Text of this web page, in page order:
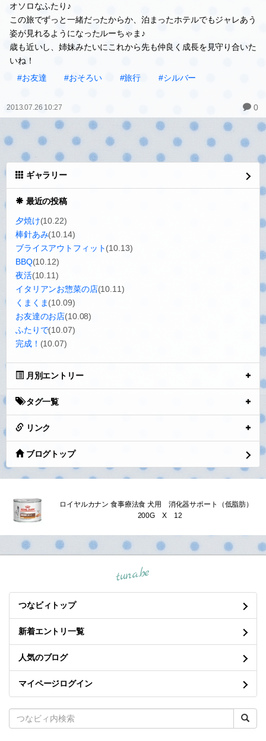
オソロなふたり♪
この旅でずっと一緒だったからか、泊まったホテルでもジャレあう
姿が見れるようになったルーちゃま♪
歳も近いし、姉妹みたいにこれから先も仲良く成長を見守り合いた
いね！
#お友達
#おそろい #旅行 #シルバー
2013.07.26 10:27 0
ギャラリー
最近の投稿
夕焼け(10.22)
棒針あみ(10.14)
ブライスアウトフィット(10.13)
BBQ(10.12)
夜活(10.11)
イタリアンお惣菜の店(10.11)
くまくま(10.09)
お友達のお店(10.08)
ふたりで(10.07)
完成！ (10.07)
月別エントリー
タグ一覧
リンク
ブログトップ
ロイヤルカナン 食事療法食 犬用 消化器サポート（低脂肪）
200G X 12
tuna.be
つなビィトップ
新着エントリ一覧
人気のブログ
マイページログイン